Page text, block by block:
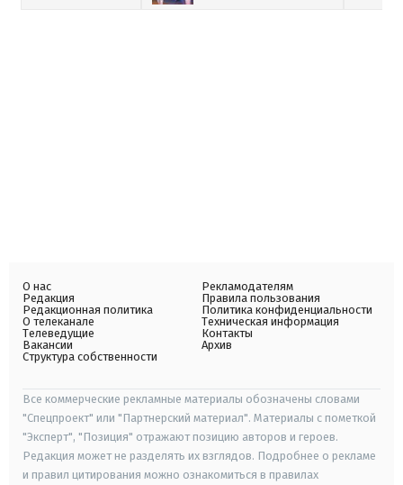
О нас
Редакция
Редакционная политика
О телеканале
Телеведущие
Вакансии
Структура собственности
Рекламодателям
Правила пользования
Политика конфиденциальности
Техническая информация
Контакты
Архив
Все коммерческие рекламные материалы обозначены словами
"Спецпроект" или "Партнерский материал". Материалы с пометкой
"Эксперт", "Позиция" отражают позицию авторов и героев.
Редакция может не разделять их взглядов. Подробнее о рекламе
и правил цитирования можно ознакомиться в правилах